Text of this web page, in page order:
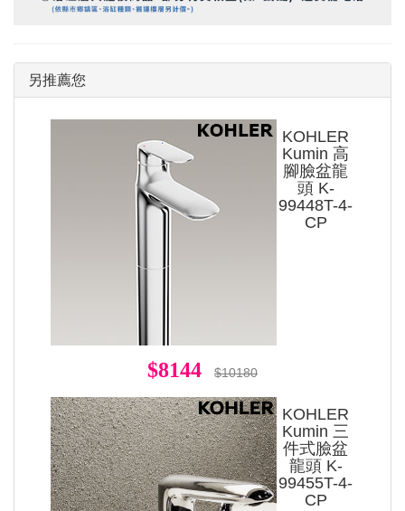
另推薦您
KOHLER
Kumin 高
腳臉盆龍
頭 K-
99448T-4-
CP
$8144 $10180
KOHLER
Kumin 三
件式臉盆
龍頭 K-
99455T-4-
CP